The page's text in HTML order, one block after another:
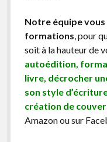
Notre équipe
formations, pour
soit à la hauteur de
autoédition,
livre, décrocher
son style
création de
Amazon ou sur